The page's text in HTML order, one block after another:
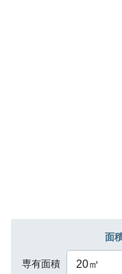
面
専有面積 20㎡